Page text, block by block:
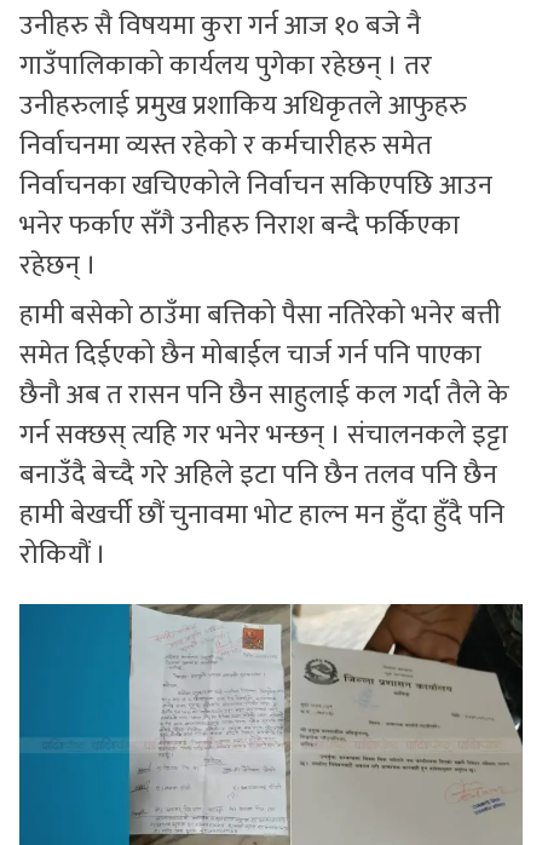
उनीहरु सै विषयमा कुरा गर्न आज १० बजे नै
गाउँपालिकाको कार्यलय पुगेका रहेछन् । तर
उनीहरुलाई प्रमुख प्रशाकिय अधिकृतले आफुहरु
निर्वाचनमा व्यस्त रहेको र कर्मचारीहरु समेत
निर्वाचनका खचिएकोले निर्वाचन सकिएपछि आउन
भनेर फर्काए सँगै उनीहरु निराश बन्दै फर्किएका
रहेछन् ।
हामी बसेको ठाउँमा बत्तिको पैसा नतिरेको भनेर बत्ती
समेत दिईएको छैन मोबाईल चार्ज गर्न पनि पाएका
छैनौ अब त रासन पनि छैन साहुलाई कल गर्दा तैले के
गर्न सक्छस् त्यहि गर भनेर भन्छन् । संचालनकले इट्टा
बनाउँदै बेच्दै गरे अहिले इटा पनि छैन तलव पनि छैन
हामी बेखर्ची छौं चुनावमा भोट हाल्न मन हुँदा हुँदै पनि
रोकियौं ।